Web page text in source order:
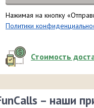
Нажимая на кнопку
Политики
Стоимость
– наши